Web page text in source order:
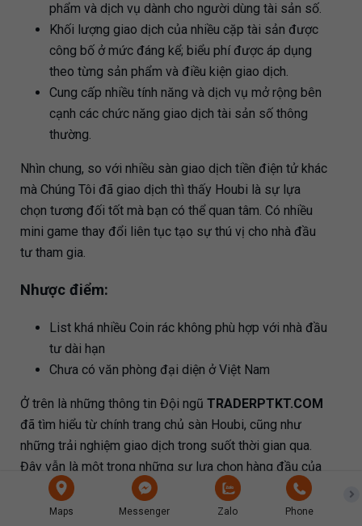
phẩm và dịch vụ dành cho người dùng tài sản số.
Khối lượng giao dịch của nhiều cặp tài sản được
công bố ở mức đáng kể; biểu phí được áp dụng
theo từng sản phẩm và điều kiện giao dịch.
Cung cấp nhiều tính năng và dịch vụ mở rộng bên
cạnh các chức năng giao dịch tài sản số thông
thường.
Nhìn chung, so với nhiều sàn giao dịch tiền điện tử khác
mà Chúng Tôi đã giao dịch thì thấy Houbi là sự lựa
chọn tương đối tốt mà bạn có thể quan tâm. Có nhiều
mini game thay đổi liên tục tạo sự thú vị cho nhà đầu
tư tham gia.
Nhược điểm:
List khá nhiều Coin rác không phù hợp với nhà đầu
tư dài hạn
Chưa có văn phòng đại diện ở Việt Nam
Ở trên là những thông tin Đội ngũ TRADERPTKT.COM
đã tìm hiểu từ chính trang chủ sàn Houbi, cũng như
những trải nghiệm giao dịch trong suốt thời gian qua.
Đây vẫn là một trong những sự lựa chọn hàng đầu của
Đội ngũ TRADERPTKT.COM
. Tất cả thông tin trên đều
đánh giá bằng sự khách quan của Đội
Maps Messenger Zalo Phone